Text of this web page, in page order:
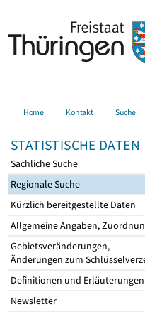
Home Kontakt Suche
STATISTISCHE DATEN
Sachliche Suche
Regionale Suche
Kürzlich bereitgestellte Daten
Allgemeine Angaben,
Gebietsveränderungen,
Änderungen zum
Definitionen und Erläuterungen
Newsletter